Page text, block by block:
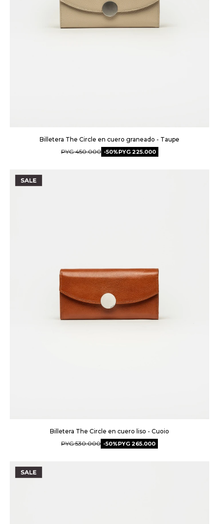
Billetera The Circle en cuero graneado - Taupe
PYG 450.000 50 PYG 225.000
Billetera The Circle en cuero liso - Cuoio
PYG 530.000 50 PYG 265.000